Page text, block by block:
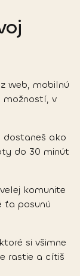
web, mobilnú
možností, v
dostaneš ako
do 30 minút
komunite
ťa posunú
si všimne
rastie a cítiš